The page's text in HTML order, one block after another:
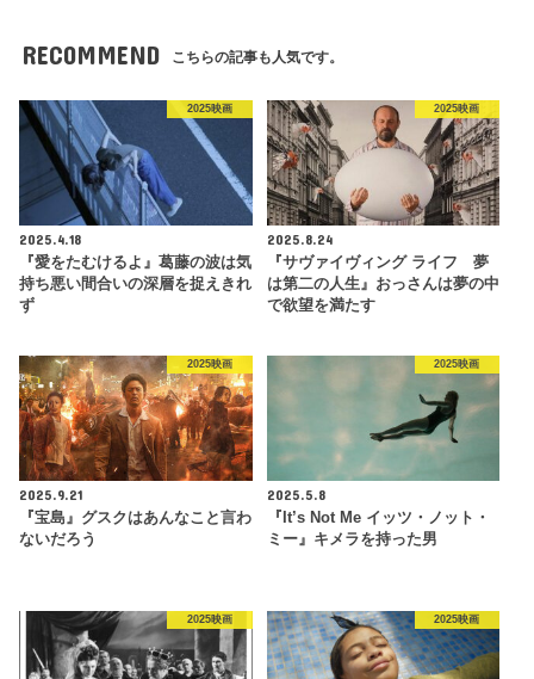
RECOMMEND こちらの記事も人気です。
2025映画
2025.4.18
『愛をたむけるよ』葛藤の波は気
持ち悪い間合いの深層を捉えきれ
ず
2025映画
2025.8.24
『サヴァイヴィング ライフ 夢
は第二の人生』おっさんは夢の中
で欲望を満たす
2025映画
2025.9.21
『宝島』グスクはあんなこと言わ
ないだろう
2025映画
2025.5.8
『It’s Not Me イッツ・ノット・
ミー』キメラを持った男
2025映画 2025映画